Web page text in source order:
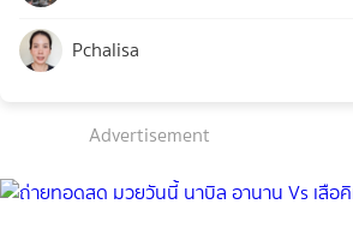
Pchalisa
Advertisement